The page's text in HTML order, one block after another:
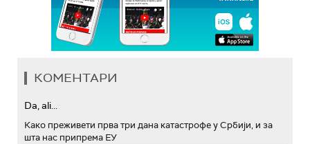
КОМЕНТАРИ
Da, ali...
Како преживети прва три дана катастрофе у Србији, и за
шта нас припрема ЕУ